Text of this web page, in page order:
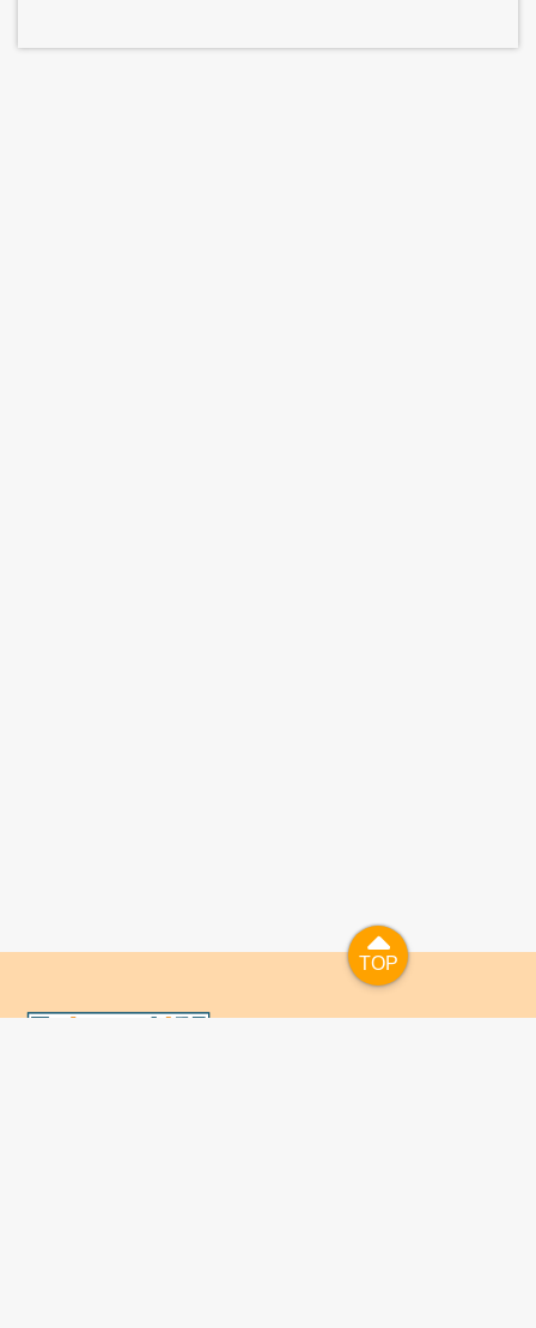
TOP
TOP